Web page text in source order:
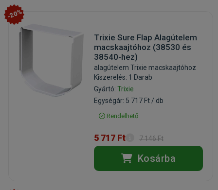
-20%
Trixie Sure Flap Alagútelem
macskaajtóhoz (38530 és
38540-hez)
alagútelem Trixie macskaajtóhoz
Kiszerelés: 1 Darab
Gyártó: Trixie
Egységár: 5 717 Ft / db
Rendelhető
5 717 Ft 7 146 Ft
Kosárba